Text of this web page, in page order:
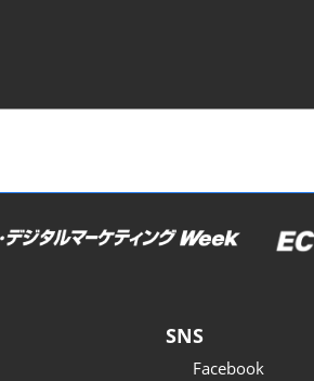
SNS
Facebook